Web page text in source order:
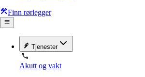
Finn rørlegger
Tjenester
Akutt og vakt